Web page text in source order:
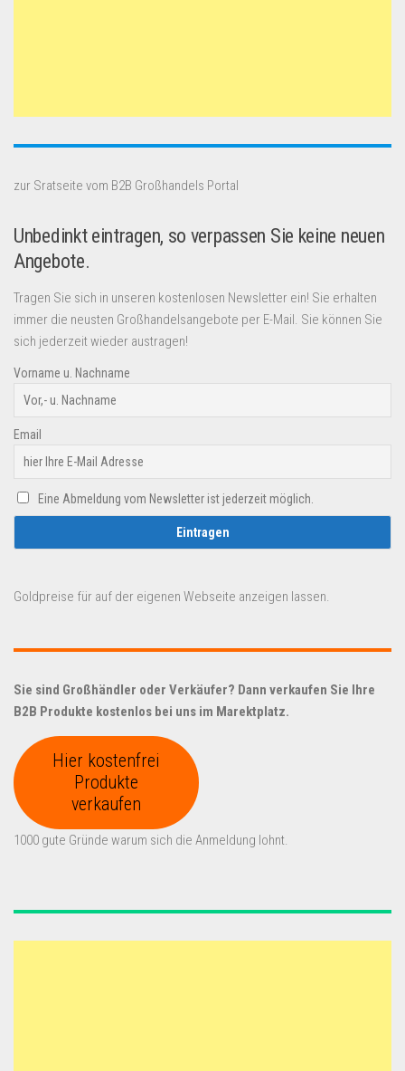
zur Sratseite vom B2B Großhandels Portal
Unbedinkt eintragen, so verpassen Sie keine neuen
Angebote.
Tragen Sie sich in unseren kostenlosen Newsletter ein! Sie erhalten
immer die neusten Großhandelsangebote per E-Mail. Sie können Sie
sich jederzeit wieder austragen!
Vorname u. Nachname
Email
Eine Abmeldung vom Newsletter ist jederzeit möglich.
Goldpreise für auf der eigenen Webseite anzeigen lassen.
Sie sind Großhändler oder Verkäufer? Dann verkaufen Sie Ihre
B2B Produkte kostenlos bei uns im Marektplatz.
Hier kostenfrei
Produkte
verkaufen
1000 gute Gründe warum sich die Anmeldung lohnt.